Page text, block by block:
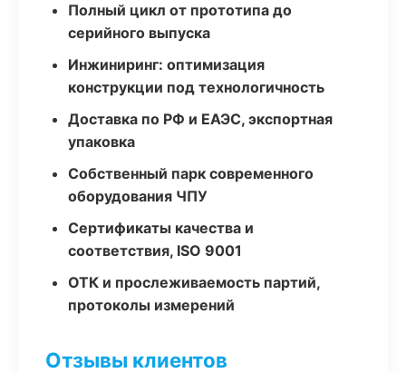
Полный цикл от прототипа до
серийного выпуска
Инжиниринг: оптимизация
конструкции под технологичность
Доставка по РФ и ЕАЭС, экспортная
упаковка
Собственный парк современного
оборудования ЧПУ
Сертификаты качества и
соответствия, ISO 9001
ОТК и прослеживаемость партий,
протоколы измерений
Отзывы клиентов